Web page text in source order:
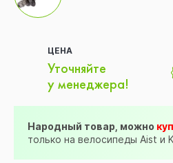
ЦЕНА
Уточняйте
у менеджера!
Народный товар, можно
только на велосипеды Aist и